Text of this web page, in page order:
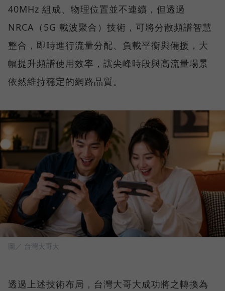
40MHz 組成、物理位置並不連續，但透過
NRCA（5G 載波聚合）技術，可將分散頻譜智慧
整合，即時進行流量分配、負載平衡與備援，大
幅提升頻譜使用效率，讓尖峰時段與高流量場景
依然維持穩定的網路品質。
圖／ 台灣大哥大
透過上述技術布局，台灣大哥大成功將之轉換為